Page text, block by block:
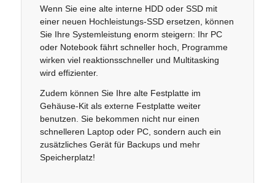
Wenn Sie eine alte interne HDD oder SSD mit
einer neuen Hochleistungs-SSD ersetzen, können
Sie Ihre Systemleistung enorm steigern: Ihr PC
oder Notebook fährt schneller hoch, Programme
wirken viel reaktionsschneller und Multitasking
wird effizienter.
Zudem können Sie Ihre alte Festplatte im
Gehäuse-Kit als externe Festplatte weiter
benutzen. Sie bekommen nicht nur einen
schnelleren Laptop oder PC, sondern auch ein
zusätzliches Gerät für Backups und mehr
Speicherplatz!